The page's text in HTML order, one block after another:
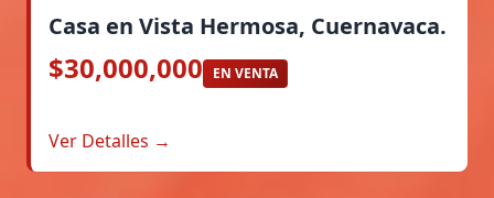
Casa en Vista Hermosa, Cuernavaca.
$30,000,000 EN VENTA
Ver Detalles →